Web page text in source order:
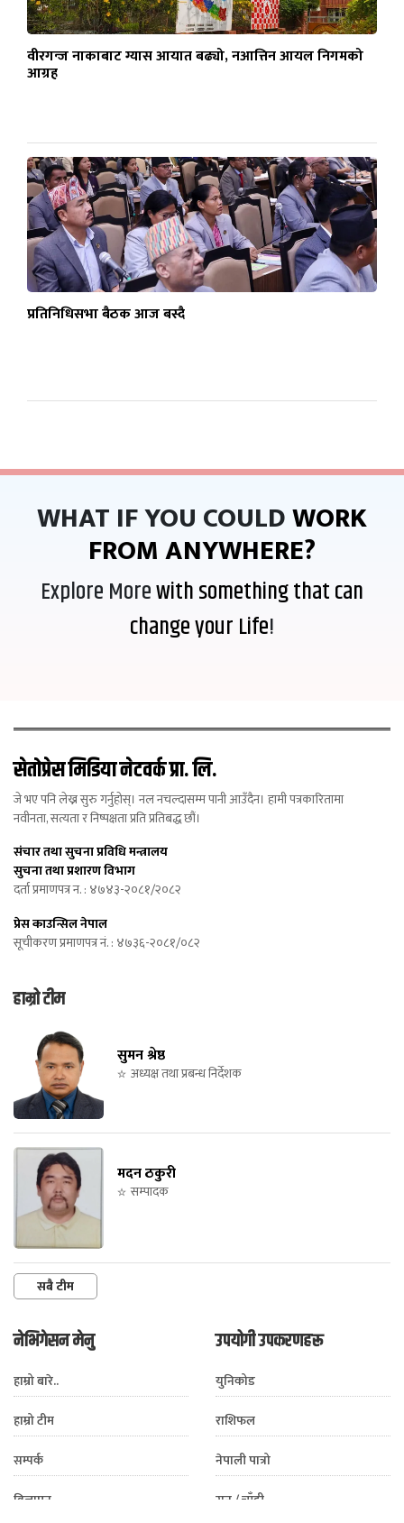
वीरगन्ज नाकाबाट ग्यास आयात बढ्यो, नआत्तिन आयल निगमको
आग्रह
प्रतिनिधिसभा बैठक आज बस्दै
WHAT IF YOU COULDWORK
FROM ANYWHERE?
Explore Morewith something that can
change your Life!
सेतोप्रेस मिडिया नेटवर्क प्रा. लि.
जे भए पनि लेख्न सुरु गर्नुहोस्। नल नचल्दासम्म पानी आउँदैन। हामी पत्रकारितामा
नवीनता, सत्यता र निष्पक्षता प्रति प्रतिबद्ध छौं।
संचार तथा सुचना प्रविधि मन्त्रालय
सुचना तथा प्रशारण विभाग
दर्ता प्रमाणपत्र न. : ४७४३-२०८१/२०८२
प्रेस काउन्सिल नेपाल
सूचीकरण प्रमाणपत्र नं. : ४७३६-२०८१/०८२
हाम्रो टीम
सुमन श्रेष्ठ
अध्यक्ष तथा प्रबन्ध निर्देशक
मदन ठकुरी
सम्पादक
सबै टीम
नेभिगेसन मेनु
हाम्रो बारे..
हाम्रो टीम
सम्पर्क
विज्ञापन
उपयोगी उपकरणहरू
युनिकोड
राशिफल
नेपाली पात्रो
सुन / चाँदी